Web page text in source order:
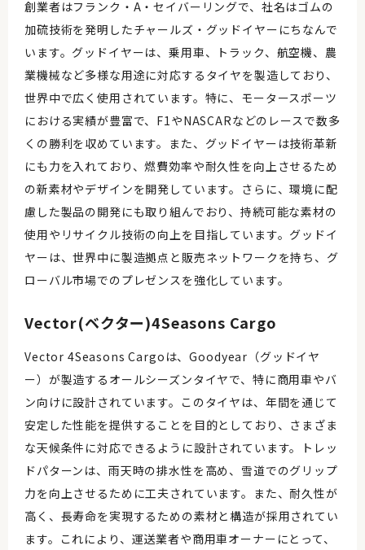
創業者はフランク・A・セイバーリングで、社名はゴムの
加硫技術を発明したチャールズ・グッドイヤーにちなんで
います。グッドイヤーは、乗用車、トラック、航空機、農
業機械など多様な用途に対応するタイヤを製造しており、
世界中で広く使用されています。特に、モータースポーツ
における実績が豊富で、F1やNASCARなどのレースで数多
くの勝利を収めています。また、グッドイヤーは技術革新
にも力を入れており、燃費効率や耐久性を向上させるため
の新素材やデザインを開発しています。さらに、環境に配
慮した製品の開発にも取り組んでおり、持続可能な素材の
使用やリサイクル技術の向上を目指しています。グッドイ
ヤーは、世界中に製造拠点と販売ネットワークを持ち、グ
ローバル市場でのプレゼンスを強化しています。
Vector(ベクター)4Seasons Cargo
Vector 4Seasons Cargoは、Goodyear（グッドイヤ
ー）が製造するオールシーズンタイヤで、特に商用車やバ
ン向けに設計されています。このタイヤは、年間を通じて
安定した性能を提供することを目的としており、さまざま
な天候条件に対応できるように設計されています。トレッ
ドパターンは、雨天時の排水性を高め、雪道でのグリップ
力を向上させるために工夫されています。また、耐久性が
高く、長寿命を実現するための素材と構造が採用されてい
ます。これにより、運送業者や商用車オーナーにとって、